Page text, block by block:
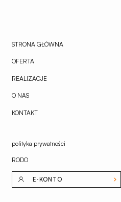
STRONA GŁÓWNA
OFERTA
REALIZACJE
O NAS
KONTAKT
polityka prywatności
RODO
E-KONTO